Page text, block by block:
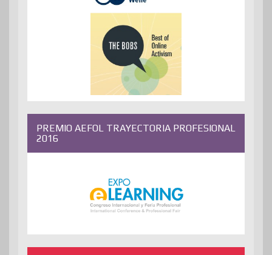
PREMIO AEFOL TRAYECTORIA PROFESIONAL
2016